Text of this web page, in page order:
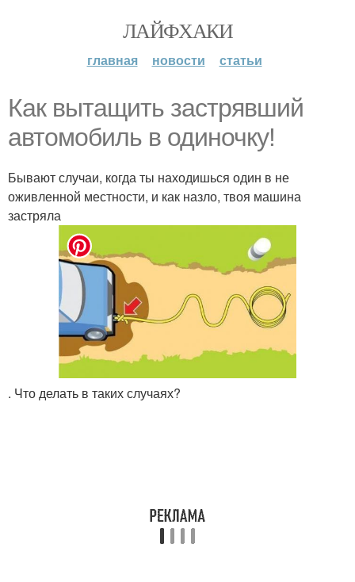
ЛАЙФХАКИ
главная новости статьи
Как вытащить застрявший
автомобиль в одиночку!
Бывают случаи, когда ты находишься один в не
оживленной местности, и как назло, твоя машина
застряла
. Что делать в таких случаях?